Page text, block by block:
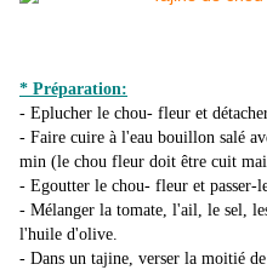
* Préparation:
- Eplucher le chou- fleur et
- Faire cuire à l'eau bouillon salé
min (le chou fleur doit être cuit
- Egoutter le chou- fleur et passer-
- Mélanger la tomate, l'ail, le sel,
l'huile d'olive.
- Dans un tajine, verser la moitié